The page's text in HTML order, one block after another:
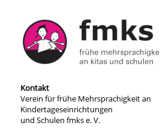
Kontakt
Verein für frühe Mehrsprachigkeit an
Kindertageseinrichtungen
und Schulen fmks e. V.